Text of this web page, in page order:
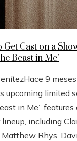
Get Cast on a
Beast in Me’
Hace 9 meses
upcoming limited
in Me” features
including
Matthew Rhys,